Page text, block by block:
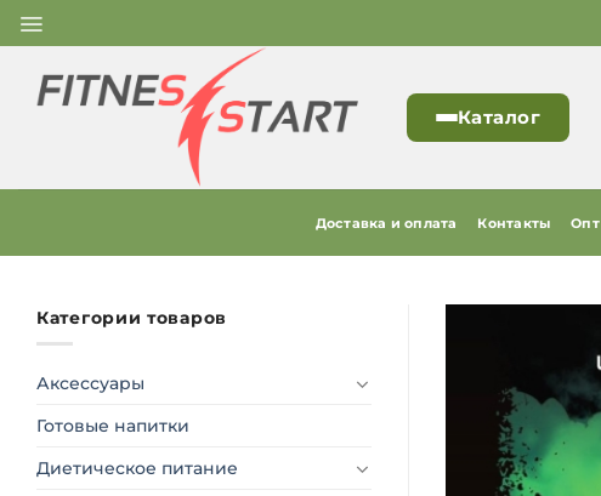
Skip
Каталог
Доставка и оплата Контакты Опт
Категории товаров
Аксессуары
Готовые напитки
Диетическое питание